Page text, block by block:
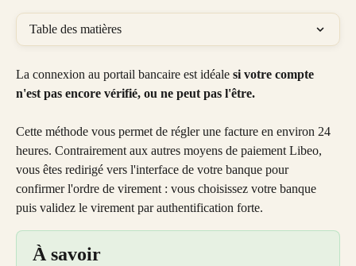
Table des matières
La connexion au portail bancaire est idéale si votre compte
n'est pas encore vérifié, ou ne peut pas l'être.
Cette méthode vous permet de régler une facture en environ 24
heures. Contrairement aux autres moyens de paiement Libeo,
vous êtes redirigé vers l'interface de votre banque pour
confirmer l'ordre de virement : vous choisissez votre banque
puis validez le virement par authentification forte.
À savoir